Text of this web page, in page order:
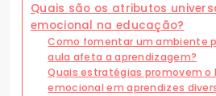
Quais são os atributos
emocional na educação?
Como fomentar um ambiente
aula afeta a aprendizagem?
Quais estratégias promovem
emocional em aprendizes